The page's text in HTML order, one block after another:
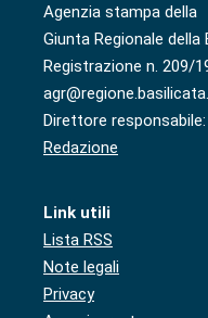
Agenzia stampa della
Giunta Regionale della
Registrazione n. 209/
Direttore responsabile:
Redazione
Link utili
Lista RSS
Note legali
Privacy